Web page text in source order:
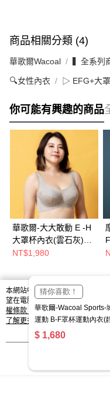
商品相關分類 (4)
華歌爾Wacoal ▍全系列
🔍女性內衣 ▷ EFG+大
你可能有興趣的商品
華歌爾-大大敢動 E -H
大罩杯內衣(雲石灰)全
罩式-吸濕透氣
NT$1,980
熱門標籤
本網站中使用 cookie，欲查詢有
望在電腦上使用 cookie 時應如
權條款
」之 Cookie 聲明。您繼
用條款之 Cookie 聲明使用
了解更多 >